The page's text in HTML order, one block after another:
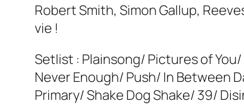
Robert Smith, Simon Gallup,
vie !
Setlist : Plainsong/ Pictures of
Never Enough/ Push/ In Between
Primary/ Shake Dog Shake/ 39/